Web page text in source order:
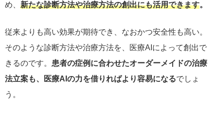
め、 新たな診断方法や治療方法の創出にも活用できます。
従来よりも高い効果が期待でき、なおかつ安全性も高い。
そのような診断方法や治療方法を、医療AIによって創出で
きるのです。 患者の症例に合わせたオーダーメイドの治療
法立案も、医療AIの力を借りればより容易になるでしょ
う。